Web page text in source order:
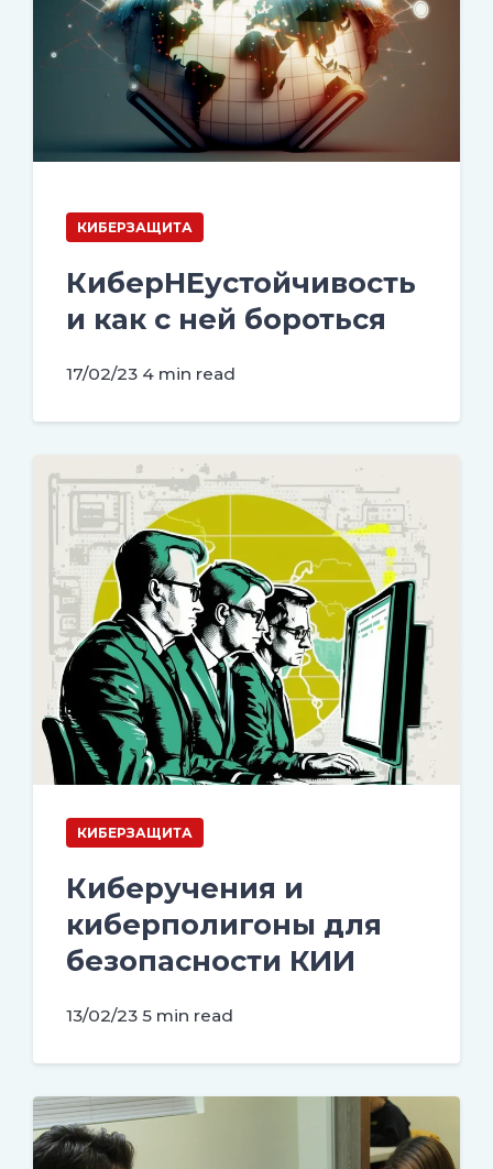
КИБЕРЗАЩИТА
КиберНЕустойчивость
и как с ней бороться
17/02/23 4 min read
КИБЕРЗАЩИТА
Киберучения и
киберполигоны для
безопасности КИИ
13/02/23 5 min read